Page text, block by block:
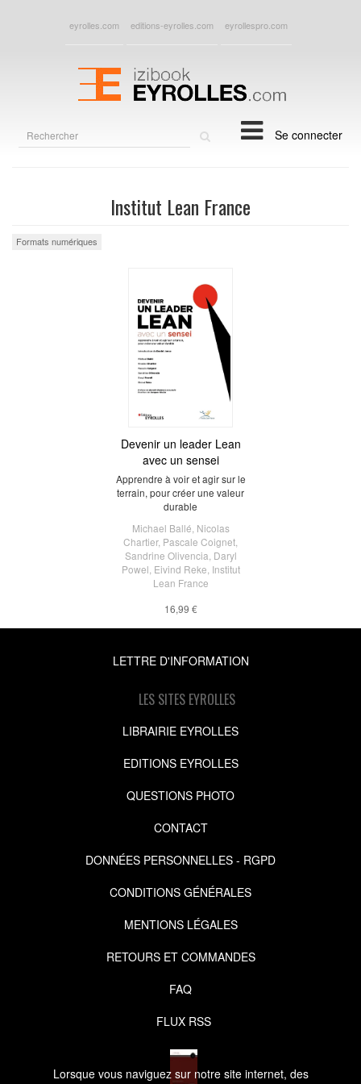
Lorsque vous naviguez sur notre site internet, des
eyrolles.com editions-eyrolles.com eyrollespro.com
Se connecter
Institut Lean France
Formats numériques
Devenir un leader Lean
avec un sensei
Apprendre à voir et agir sur le
terrain, pour créer une valeur
durable
Michael Ballé Nicolas
Chartier, Pascale Coignet
Sandrine Olivencia Daryl
Powel Eivind Reke Institut
Lean France
16,99 €
LETTRE D'INFORMATION
LES SITES EYROLLES
LIBRAIRIE EYROLLES
EDITIONS EYROLLES
QUESTIONS PHOTO
CONTACT
DONNÉES PERSONNELLES - RGPD
CONDITIONS GÉNÉRALES
MENTIONS LÉGALES
RETOURS ET COMMANDES
FAQ
FLUX RSS